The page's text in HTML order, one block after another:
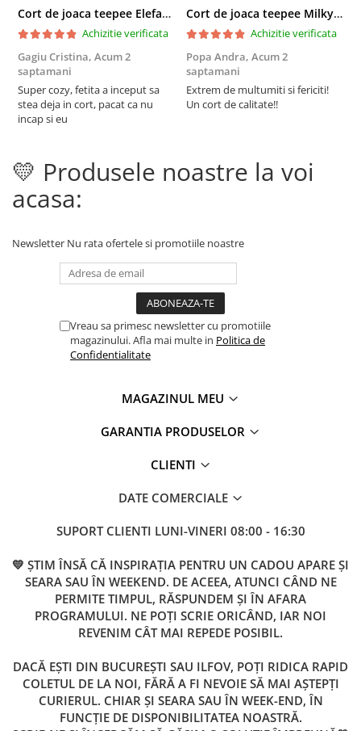
Cort de joaca teepee Elefanti - bej
Achizitie verificata
Gagiu Cristina, Acum 2
saptamani
Super cozy, fetita a inceput sa
stea deja in cort, pacat ca nu
incap si eu
Cort de joaca teepee Milky Stars Personalizat
Achizitie verificata
Popa Andra, Acum 2
saptamani
Extrem de multumiti si fericiti!
Un cort de calitate!!
💛 Produsele noastre la voi
acasa:
Newsletter Nu rata ofertele si promotiile noastre
Vreau sa primesc newsletter cu promotiile
magazinului. Afla mai multe in Politica de
Confidentialitate
MAGAZINUL MEU
GARANTIA PRODUSELOR
CLIENTI
DATE COMERCIALE
SUPORT CLIENTI LUNI-VINERI 08:00 - 16:30
💛 ȘTIM ÎNSĂ CĂ INSPIRAȚIA PENTRU UN CADOU APARE ȘI
SEARA SAU ÎN WEEKEND. DE ACEEA, ATUNCI CÂND NE
PERMITE TIMPUL, RĂSPUNDEM ȘI ÎN AFARA
PROGRAMULUI. NE POȚI SCRIE ORICÂND, IAR NOI
REVENIM CÂT MAI REPEDE POSIBIL.
DACĂ EȘTI DIN BUCUREȘTI SAU ILFOV, POȚI RIDICA RAPID
COLETUL DE LA NOI, FĂRĂ A FI NEVOIE SĂ MAI AȘTEPȚI
CURIERUL. CHIAR ȘI SEARA SAU ÎN WEEK-END, ÎN
FUNCȚIE DE DISPONIBILITATEA NOASTRĂ.